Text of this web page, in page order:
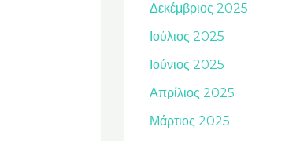
Δεκέμβριος 2025
Ιούλιος 2025
Ιούνιος 2025
Απρίλιος 2025
Μάρτιος 2025